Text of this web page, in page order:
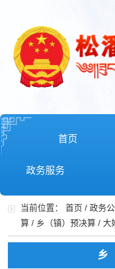
首页
政务服务
当前位置：首页 /政务
算 / 乡（镇）预决算 /大
乡